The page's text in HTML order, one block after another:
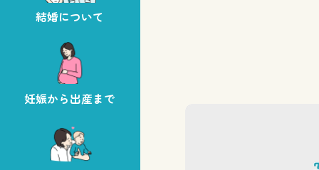
結婚について
妊娠から出産まで